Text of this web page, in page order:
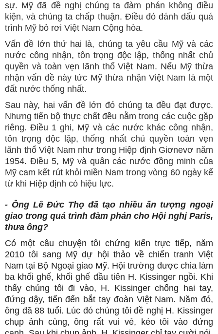
sự. Mỹ đã đề nghị chúng ta đàm phán không điều
kiện, và chúng ta chấp thuận. Điều đó đánh dấu quá
trình Mỹ bỏ rơi Việt Nam Cộng hòa.
Vấn đề lớn thứ hai là, chúng ta yêu cầu Mỹ và các
nước công nhận, tôn trọng độc lập, thống nhất chủ
quyền và toàn vẹn lãnh thổ Việt Nam. Nếu Mỹ thừa
nhận vấn đề này tức Mỹ thừa nhận Việt Nam là một
đất nước thống nhất.
Sau này, hai vấn đề lớn đó chúng ta đều đạt được.
Nhưng tiến bộ thực chất đều nằm trong các cuộc gặp
riêng. Điều 1 ghi, Mỹ và các nước khác công nhận,
tôn trọng độc lập, thống nhất chủ quyền toàn vẹn
lãnh thổ Việt Nam như trong Hiệp định Giơnevơ năm
1954. Điều 5, Mỹ và quân các nước đồng minh của
Mỹ cam kết rút khỏi miền Nam trong vòng 60 ngày kể
từ khi Hiệp định có hiệu lực.
- Ông Lê Đức Thọ đã tạo nhiều ấn tượng ngoại
giao trong quá trình đàm phán cho Hội nghị Paris,
thưa ông?
Có một câu chuyện tôi chứng kiến trực tiếp, năm
2010 tôi sang Mỹ dự hội thảo về chiến tranh Việt
Nam tại Bộ Ngoại giao Mỹ. Hội trường được chia làm
ba khối ghế, khối ghế đầu tiên H. Kissinger ngồi. Khi
thấy chúng tôi đi vào, H. Kissinger chống hai tay,
đứng dậy, tiến đến bắt tay đoàn Việt Nam. Năm đó,
ông đã 88 tuổi. Lúc đó chúng tôi đề nghị H. Kissinger
chụp ảnh cùng, ông rất vui vẻ, kéo tôi vào đứng